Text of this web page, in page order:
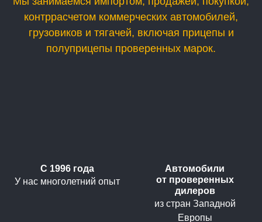
контррасчетом коммерческих автомобилей,
грузовиков и тягачей, включая прицепы и
полуприцепы проверенных марок.
С 1996 года
У нас многолетний опыт
Автомобили
от проверенных
дилеров
из стран Западной
Европы